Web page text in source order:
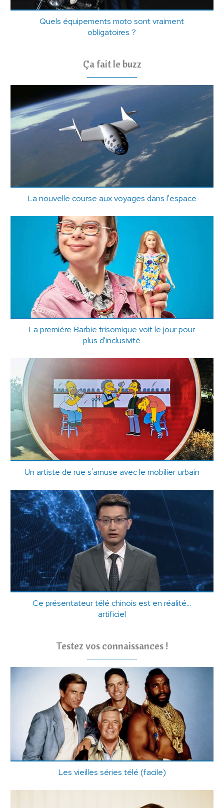
Quels équipements moto sont vraiment
obligatoires ?
Ça fait le buzz
La nouvelle course aux voyages dans l'espace
La première Barbie trisomique voit le jour pour
plus d'inclusivité
Un artiste de rue s'amuse avec le mobilier urbain
Ce présentateur télé chinois est en réalité...
artificiel
Testez vos connaissances !
Les vieilles séries télé (facile)